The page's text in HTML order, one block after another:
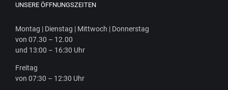
UNSERE ÖFFNUNGSZEITEN
Mon­tag | Diens­tag | Mitt­woch | Donnerstag
von 07.30 – 12.00
und 13:00 – 16:30 Uhr
Frei­tag
von 07:30 – 12:30 Uhr